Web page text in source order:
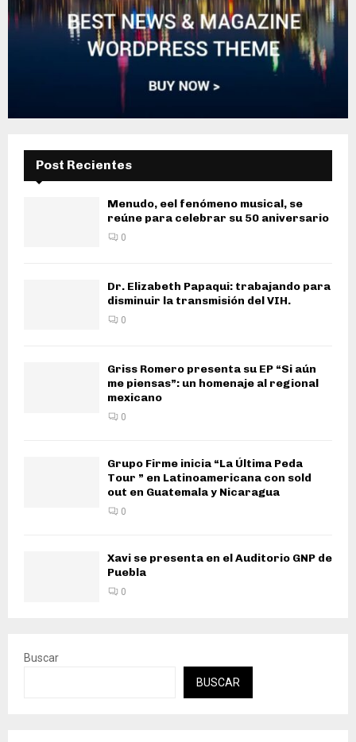
Post Recientes
Menudo, eel fenómeno musical, se
reúne para celebrar su 50 aniversario
0
Dr. Elizabeth Papaqui: trabajando para
disminuir la transmisión del VIH.
0
Griss Romero presenta su EP “Si aún
me piensas”: un homenaje al regional
mexicano
0
Grupo Firme inicia “La Última Peda
Tour ” en Latinoamericana con sold
out en Guatemala y Nicaragua
0
Xavi se presenta en el Auditorio GNP de
Puebla
0
Buscar
BUSCAR